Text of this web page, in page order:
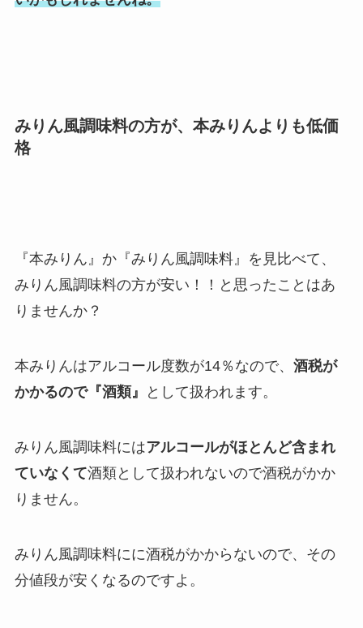
みりん風調味料の方が、本みりんよりも低価
格
『本みりん』か『みりん風調味料』を見比べて、
みりん風調味料の方が安い！！と思ったことはあ
りませんか？
本みりんはアルコール度数が14％なので、 酒税が
かかるので『酒類』
として扱われます。
みりん風調味料にはアルコールがほとんど含まれ
ていなくて酒類として扱われないので酒税がかか
りません。
みりん風調味料にに酒税がかからないので、その
分値段が安くなるのですよ。